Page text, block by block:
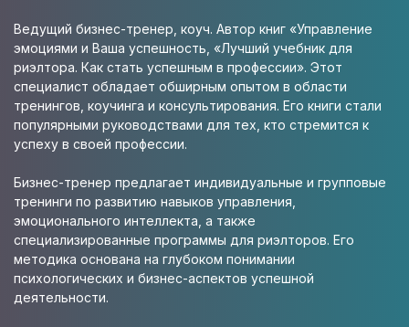
Ведущий бизнес-тренер, коуч. Автор книг «Управление
эмоциями и Ваша успешность, «Лучший учебник для
риэлтора. Как стать успешным в профессии». Этот
специалист обладает обширным опытом в области
тренингов, коучинга и консультирования. Его книги стали
популярными руководствами для тех, кто стремится к
успеху в своей профессии.
Бизнес-тренер предлагает индивидуальные и групповые
тренинги по развитию навыков управления,
эмоционального интеллекта, а также
специализированные программы для риэлторов. Его
методика основана на глубоком понимании
психологических и бизнес-аспектов успешной
деятельности.